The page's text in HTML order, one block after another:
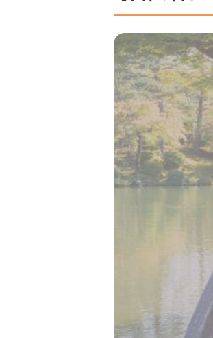
毎田仁
8 毎田仁
9 まとめ